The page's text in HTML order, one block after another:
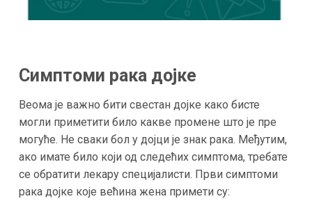
Симптоми рака дојке
Веома је важно бити свестан дојке како бисте
могли приметити било какве промене што је пре
могуће. Не сваки бол у дојци је знак рака. Међутим,
ако имате било који од следећих симптома, требате
се обратити лекару специјалисти. Први симптоми
рака дојке које већина жена примети су: